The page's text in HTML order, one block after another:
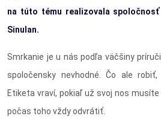
na túto tému realizovala spoločnosť
Sinulan.
Smrkanie je u nás podľa väčšiny
spoločensky nevhodné. Čo ale
Etiketa vraví, pokiaľ už svoj nos
počas toho vždy odvrátiť.